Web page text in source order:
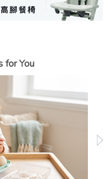
for You